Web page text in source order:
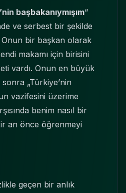
başbakanıymışım“
ve serbest bir şekilde
bir başkan olarak
makamı için birisini
vardı. Onun en büyük
„Türkiye’nin
vazifesini üzerime
benim nasıl bir
an önce öğrenmeyi
geçen bir anlık